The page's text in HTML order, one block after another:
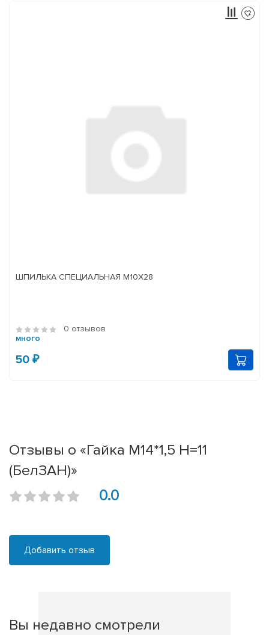
ШПИЛЬКА СПЕЦИАЛЬНАЯ М10Х28
0 отзывов
много
50 ₽
Отзывы о «Гайка М14*1,5 H=11
(БелЗАН)»
0.0
Добавить отзыв
Вы недавно смотрели